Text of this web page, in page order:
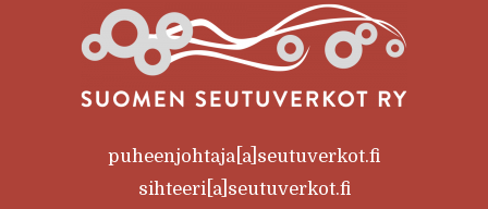
puheenjohtaja[a]seutuverkot.fi
sihteeri[a]seutuverkot.fi